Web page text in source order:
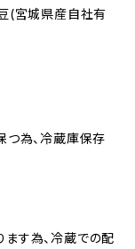
(宮城県産自社有
つ為、冷蔵庫保存
す為、冷蔵での配